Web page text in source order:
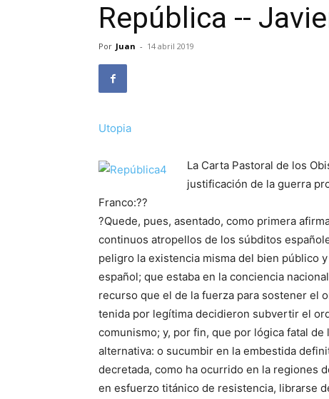
República --
Por Juan - 14 abril 2019
Utopia
La Carta Pastoral de los
justificación de la guerra
Franco:??
?Quede, pues, asentado, como primera
continuos atropellos de los súbditos
peligro la existencia misma del bien público
español; que estaba en la conciencia
recurso que el de la fuerza para sostener el
tenida por legítima decidieron subvertir el
comunismo; y, por fin, que por lógica fatal
alternativa: o sucumbir en la embestida
decretada, como ha ocurrido en la regiones
en esfuerzo titánico de resistencia, librarse